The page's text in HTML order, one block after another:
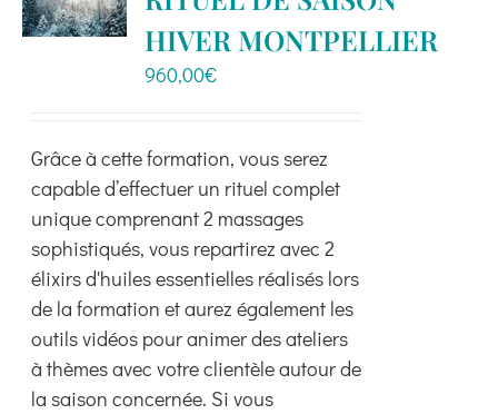
Boutique
Contact
HIVER MONTPELLIER
960,00€
Grâce à cette formation, vous serez
capable d’effectuer un rituel complet
unique comprenant 2 massages
sophistiqués, vous repartirez avec 2
élixirs d'huiles essentielles réalisés lors
de la formation et aurez également les
outils vidéos pour animer des ateliers
à thèmes avec votre clientèle autour de
la saison concernée. Si vous